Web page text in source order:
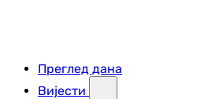
Преглед дана
Вијести